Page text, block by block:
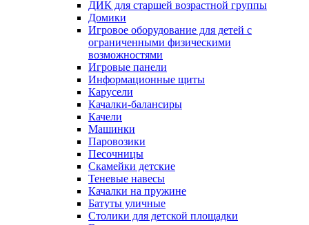
ДИК для старшей возрастной группы
Домики
Игровое оборудование для детей с
ограниченными физическими
возможностями
Игровые панели
Информационные щиты
Карусели
Качалки-балансиры
Качели
Машинки
Паровозики
Песочницы
Скамейки детские
Теневые навесы
Качалки на пружине
Батуты уличные
Столики для детской площадки